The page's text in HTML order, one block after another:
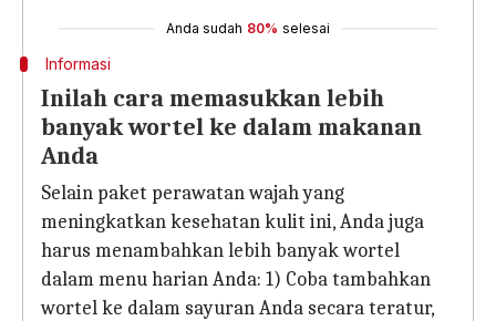
Anda sudah 80% selesai
Informasi
Inilah cara memasukkan lebih
banyak wortel ke dalam makanan
Anda
Selain paket perawatan wajah yang
meningkatkan kesehatan kulit ini, Anda juga
harus menambahkan lebih banyak wortel
dalam menu harian Anda: 1) Coba tambahkan
wortel ke dalam sayuran Anda secara teratur,